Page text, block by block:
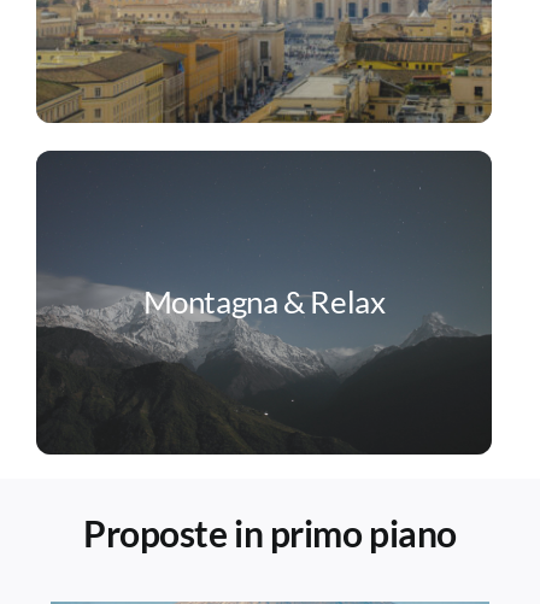
Montagna & Relax
Proposte in primo piano